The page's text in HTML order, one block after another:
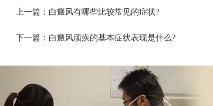
上一篇： 白癜风有哪些比较常见的症状?
下一篇： 白癜风顽疾的基本症状表现是什么?